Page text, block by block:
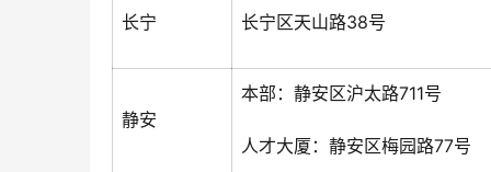
长宁 长宁区天山路38号
静安
本部：静安区沪太路711号
人才大厦：静安区梅园路77号